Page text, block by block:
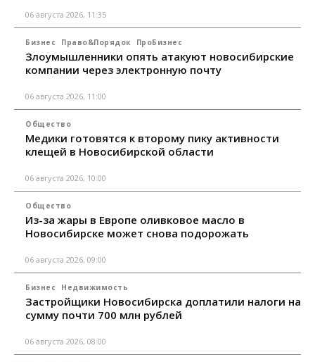
06 августа 2026, 11:35
Бизнес Право&Порядок ПроБизнес
Злоумышленники опять атакуют новосибирские
компании через электронную почту
06 августа 2026, 11:00
Общество
Медики готовятся к второму пику активности
клещей в Новосибирской области
06 августа 2026, 10:00
Общество
Из-за жары в Европе оливковое масло в
Новосибирске может снова подорожать
06 августа 2026, 09:00
Бизнес Недвижимость
Застройщики Новосибирска доплатили налоги на
сумму почти 700 млн рублей
06 августа 2026, 08:00